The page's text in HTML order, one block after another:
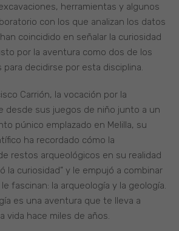
herramientas y algunos
con los que analizan los datos
coincidido en señalar la curiosidad
por la aventura como dos de los
para decidirse por esta disciplina.
Carrión, la vocación por la
desde sus juegos de niño junto a un
púnico emplazado en Melilla, su
ha recordado cómo la
restos arqueológicos en su realidad
la curiosidad” y le empujó a combinar
fascinan: la arqueología y la geología.
es una aventura que te lleva a
vida hace miles de años.